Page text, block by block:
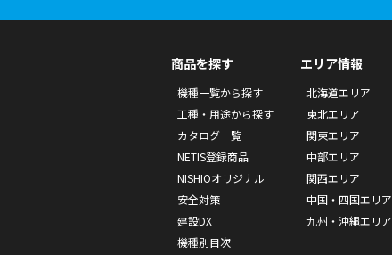
商品を探す
機種一覧から探す
工種・用途から探す
カタログ一覧
NETIS登録商品
NISHIOオリジナル
安全対策
建設DX
機種別目次
エリア情報
北海道エリア
東北エリア
関東エリア
中部エリア
関西エリア
中国・四国エリア
九州・沖縄エリア